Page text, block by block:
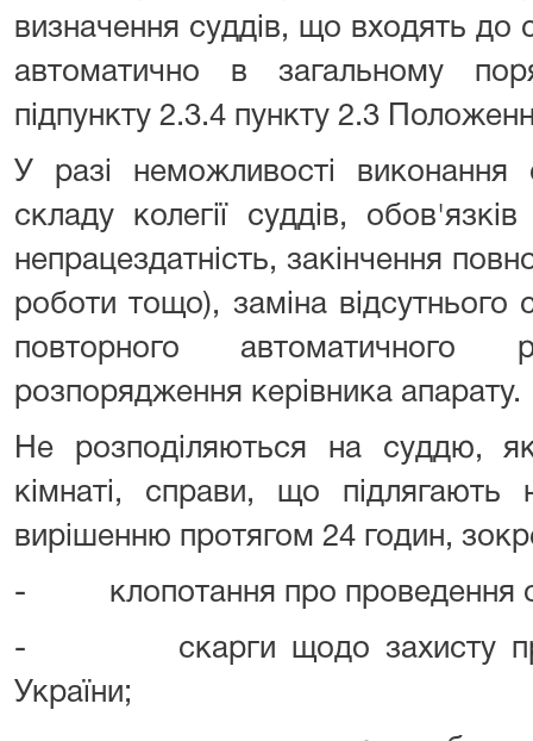
визначення суддів, що входять до
автоматично в загальному
підпункту 2.3.4 пункту 2.3
У разі неможливості
складу колегії суддів,
непрацездатність, закінчення
роботи тощо), заміна відсутнього
повторного автоматичного
розпорядження керівника апарату.
Не розподіляються на суддю,
кімнаті, справи, що підлягають
вирішенню протягом 24 годин,
- клопотання про проведення
- скарги щодо захисту
України;